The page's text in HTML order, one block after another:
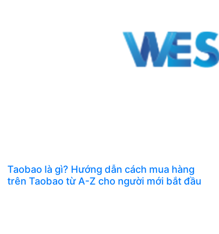
Taobao là gì? Hướng dẫn cách mua hàng
trên Taobao từ A-Z cho người mới bắt đầu